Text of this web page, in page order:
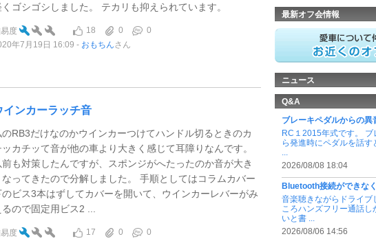
くゴシゴシしました。 テカリも抑えられています。
度 18 0
0
年7月19日 16:09
おもちんさん
インカーラッチ音
のRB3だけなのかウインカーつけてハンドル切るときのカ
ッカチッて音が他の車より大きく感じて耳障りなんです。
前も対策したんですが、スポンジがへたったのか音が大き
なってきたので分解しました。 手順としてはコラムカバー
のビス3本はずしてカバーを開いて、ウインカーレバーがみ
ので固定用ビス2 ...
度 17 0
0
最新オフ会情報
ニュース
Q&A
ブレーキペダルからの異
RC１2015年式です。
ら発進時にペダルを話
...
2026/08/08 18:04
Bluetooth接続ができな
音楽聴きながらドライブ
ころハンズフリー通話
いと書 ...
2026/08/06 14:56